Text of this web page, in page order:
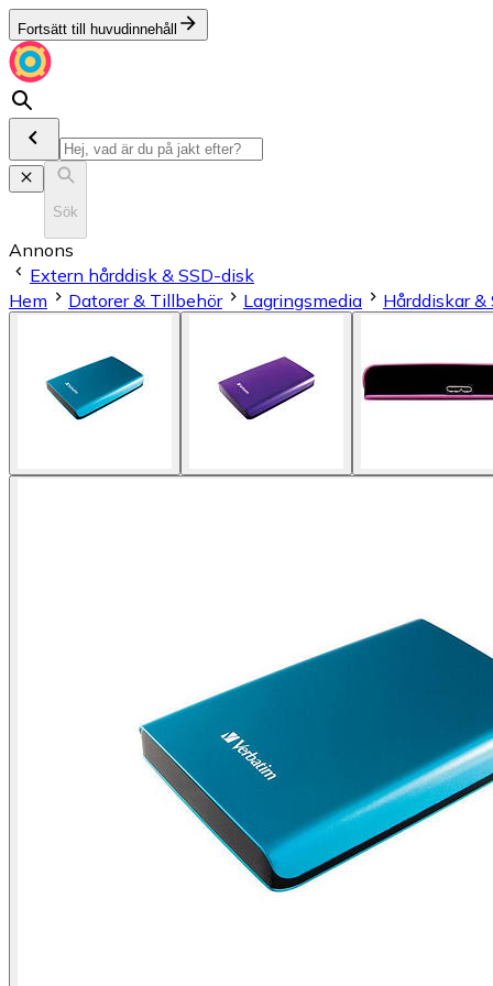
Fortsätt till huvudinnehåll
Sök
Annons
Extern hårddisk & SSD-disk
Hem
Datorer & Tillbehör Lagringsmedia Hårddiskar &